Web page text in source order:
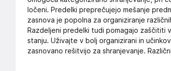
ločeni. Predelki preprečujejo mešanje
zasnova je popolna za organiziranje
Razdeljeni predelki tudi pomagajo zaščititi
stanju. Uživajte v bolj organizirani in
zasnovano rešitvijo za shranjevanje.